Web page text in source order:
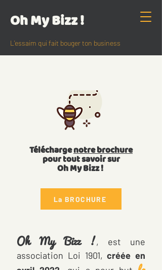
Oh My Bizz !
L'essaim qui fait bouger ton business
Téléchargenotre brochure
pour tout savoir sur
Oh My Bizz !
La BROCHURE
Oh My Bizz !, est une
association Loi 1901,créée en